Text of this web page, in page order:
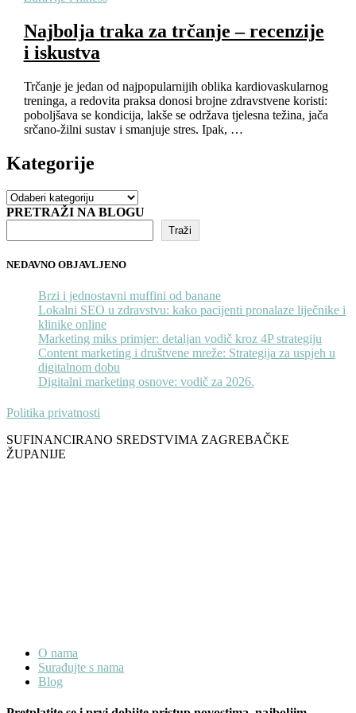
Najbolja traka za trčanje – recenzije
i iskustva
Trčanje je jedan od najpopularnijih oblika kardiovaskularnog
treninga, a redovita praksa donosi brojne zdravstvene koristi:
poboljšava se kondicija, lakše se održava tjelesna težina, jača
srčano-žilni sustav i smanjuje stres. Ipak, …
Kategorije
Kategorije
PRETRAŽI NA BLOGU
Traži
NEDAVNO OBJAVLJENO
Brzi i jednostavni muffini od banane
Lokalni SEO u zdravstvu: kako pacijenti pronalaze liječnike i
klinike online
Marketing miks primjer: detaljan vodič kroz 4P strategiju
Content marketing i društvene mreže: Strategija za uspjeh u
digitalnom dobu
Digitalni marketing osnove: vodič za 2026.
Politika privatnosti
SUFINANCIRANO SREDSTVIMA ZAGREBAČKE
ŽUPANIJE
O nama
Surađujte s nama
Blog